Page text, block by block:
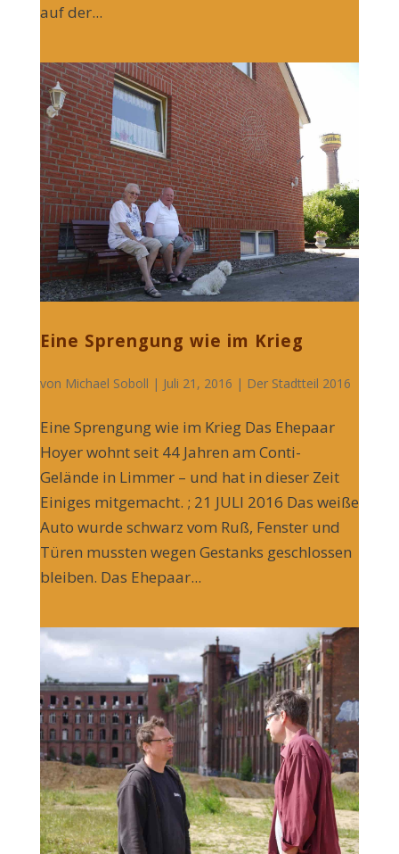
auf der...
Eine Sprengung wie im Krieg
von Michael Soboll | Juli 21, 2016 | Der Stadtteil 2016
Eine Sprengung wie im Krieg Das Ehepaar
Hoyer wohnt seit 44 Jahren am Conti-
Gelände in Limmer – und hat in dieser Zeit
Einiges mitgemacht. ; 21 JULI 2016 Das weiße
Auto wurde schwarz vom Ruß, Fenster und
Türen mussten wegen Gestanks geschlossen
bleiben. Das Ehepaar...